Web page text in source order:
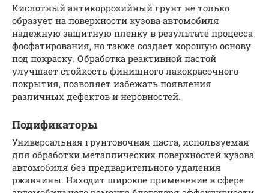
Кислотный антикоррозийный грунт не только
образует на поверхности кузова автомобиля
надежную защитную пленку в результате процесса
фосфатирования, но также создает хорошую основу
под покраску. Обработка реактивной пастой
улучшает стойкость финишного лакокрасочного
покрытия, позволяет избежать появления
различных дефектов и неровностей.
Подификаторы
Универсальная грунтовочная паста, используемая
для обработки металлических поверхностей кузова
автомобиля без предварительного удаления
ржавчины. Находит широкое применение в сфере